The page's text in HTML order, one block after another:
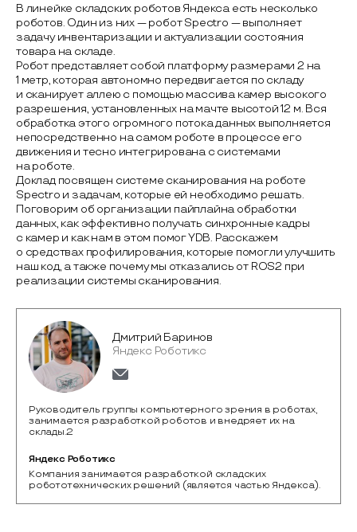
В линейке складских роботов Яндекса есть несколько
роботов. Один из них — робот Spectro — выполняет
задачу инвентаризации и актуализации состояния
товара на складе.
Робот представляет собой платформу размерами 2 на
1 метр, которая автономно передвигается по складу
и сканирует аллею с помощью массива камер высокого
разрешения, установленных на мачте высотой 12 м. Вся
обработка этого огромного потока данных выполняется
непосредственно на самом роботе в процессе его
движения и тесно интегрирована с системами
на роботе.
Доклад посвящен системе сканирования на роботе
Spectro и задачам, которые ей необходимо решать.
Поговорим об организации пайплайна обработки
данных, как эффективно получать синхронные кадры
с камер и как нам в этом помог YDB. Расскажем
о средствах профилирования, которые помогли улучшить
наш код, а также почему мы отказались от ROS2 при
реализации системы сканирования.
Дмитрий Баринов
Яндекс Роботикс
Руководитель группы компьютерного зрения в роботах,
занимается разработкой роботов и внедряет их на
склады.2
Яндекс Роботикс
Компания занимается разработкой складских
робототехнических решений (является частью Яндекса).